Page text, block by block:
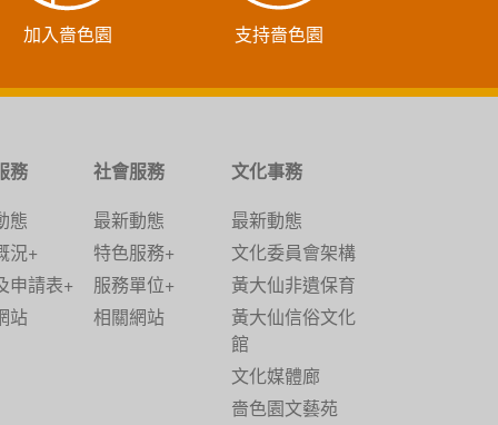
加入嗇色園 支持嗇色園
務
態
況+
申請表+
站
社會服務
最新動態
特色服務+
服務單位+
相關網站
文化事務
最新動態
文化委員會架構
黃大仙非遺保育
黃大仙信俗文化
館
文化媒體廊
嗇色園文藝苑